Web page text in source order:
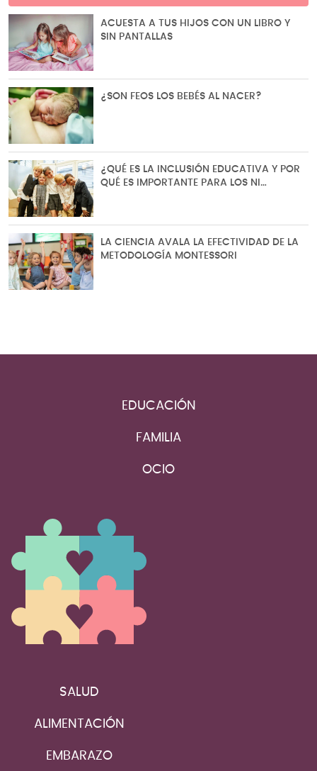
ACUESTA A TUS HIJOS CON UN LIBRO Y
SIN PANTALLAS
¿SON FEOS LOS BEBÉS AL NACER?
¿QUÉ ES LA INCLUSIÓN EDUCATIVA Y POR
QUÉ ES IMPORTANTE PARA LOS NI…
LA CIENCIA AVALA LA EFECTIVIDAD DE LA
METODOLOGÍA MONTESSORI
EDUCACIÓN
FAMILIA
OCIO
SALUD
ALIMENTACIÓN
EMBARAZO